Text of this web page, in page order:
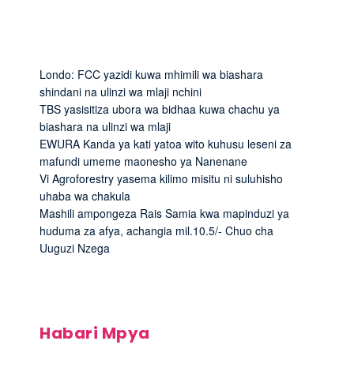
Londo: FCC yazidi kuwa mhimili wa biashara
shindani na ulinzi wa mlaji nchini
TBS yasisitiza ubora wa bidhaa kuwa chachu ya
biashara na ulinzi wa mlaji
EWURA Kanda ya kati yatoa wito kuhusu leseni za
mafundi umeme maonesho ya Nanenane
Vi Agroforestry yasema kilimo misitu ni suluhisho
uhaba wa chakula
Mashili ampongeza Rais Samia kwa mapinduzi ya
huduma za afya, achangia mil.10.5/- Chuo cha
Uuguzi Nzega
Habari Mpya